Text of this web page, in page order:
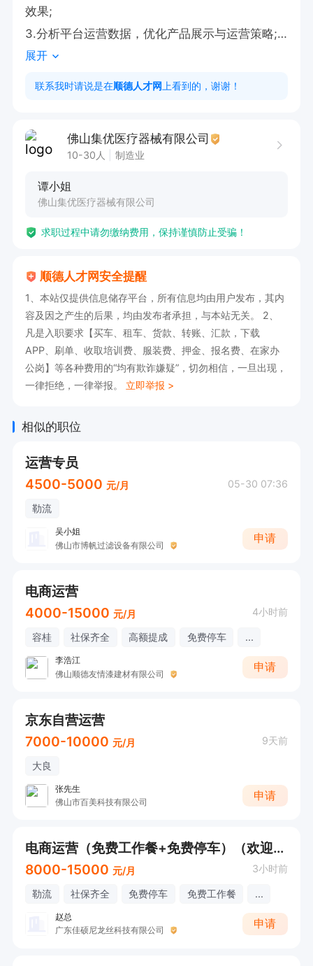
效果;
3.分析平台运营数据，优化产品展示与运营策略;4.
协调内外部资源，推动平台运营目标的达成、
4、负责产品主图、详情页设计与优化，提高点击
据监控及调整
7、协助筛选询盘客户，提高询盘质量
基础流程整理等)
岗位要求：
1、大专及以上学历，国际贸易、电子商务等相关
专业优先
2、熟悉阿里国际站操作，有相关经验优先
3、会使用Photoshop/Illustrator，具备基础设计
4、热爱跨境电商行业，逻辑思维清晰，抗压能力
强
5、工作细心，执行力强，有责任心
薪酬待遇：8000-30000，上不封顶
路19号世友制造园2栋403
联系：人事 谭小姐 电话或微信【请直接电话/微信
咨询！】
（联系时，请记得备注是在顺德人才网上看到的，
谢谢！）
展开
联系我时请说是在顺德人才网 上看到的，谢谢！
佛山集优医疗器械有限公司
10-30人 制造业
谭小姐
佛山集优医疗器械有限公司
求职过程中请勿缴纳费用，保持谨慎防止受骗！
顺德人才网安全提醒
1、本站仅提供信息储存平台，所有信息均由用户发布，其内
容及因之产生的后果，均由发布者承担，与本站无关。 2、
凡是入职要求【买车、租车、货款、转账、汇款，下载
APP、刷单、收取培训费、服装费、押金、报名费、在家办
公岗】等各种费用的“均有欺诈嫌疑”，切勿相信，一旦出现，
一律拒绝，一律举报。 立即举报 >
相似的职位
运营专员
4500-5000 元/月 05-30 07:36
勒流
吴小姐
佛山市博帆过滤设备有限公司
申请
电商运营
4000-15000 元/月 4小时前
容桂 社保齐全 高额提成 免费停车 ...
李浩江
佛山顺德友情漆建材有限公司
申请
京东自营运营
7000-10000 元/月 9天前
大良
张先生
佛山市百美科技有限公司
申请
电商运营（免费工作餐+免费停车）（欢迎直接电话咨询）
8000-15000 元/月 3小时前
勒流 社保齐全 免费停车 免费工作餐 ...
赵总
广东佳硕尼龙丝科技有限公司
申请